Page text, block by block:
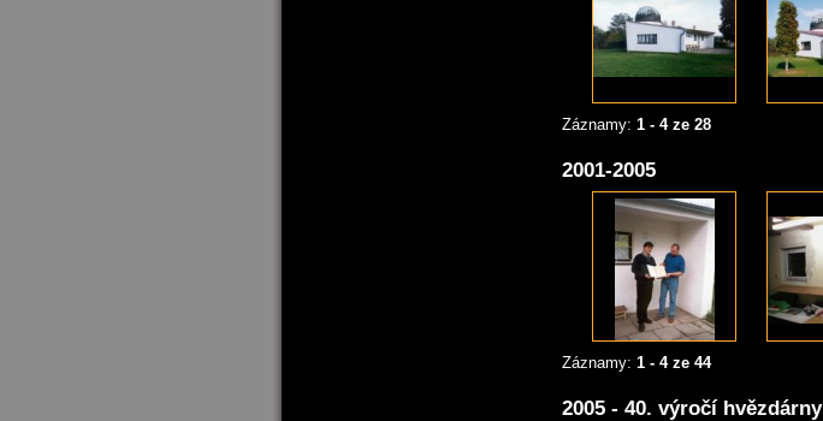
Záznamy: 1 - 4 ze 28
2001-2005
Záznamy: 1 - 4 ze 44
2005 - 40. výročí hvězdárny